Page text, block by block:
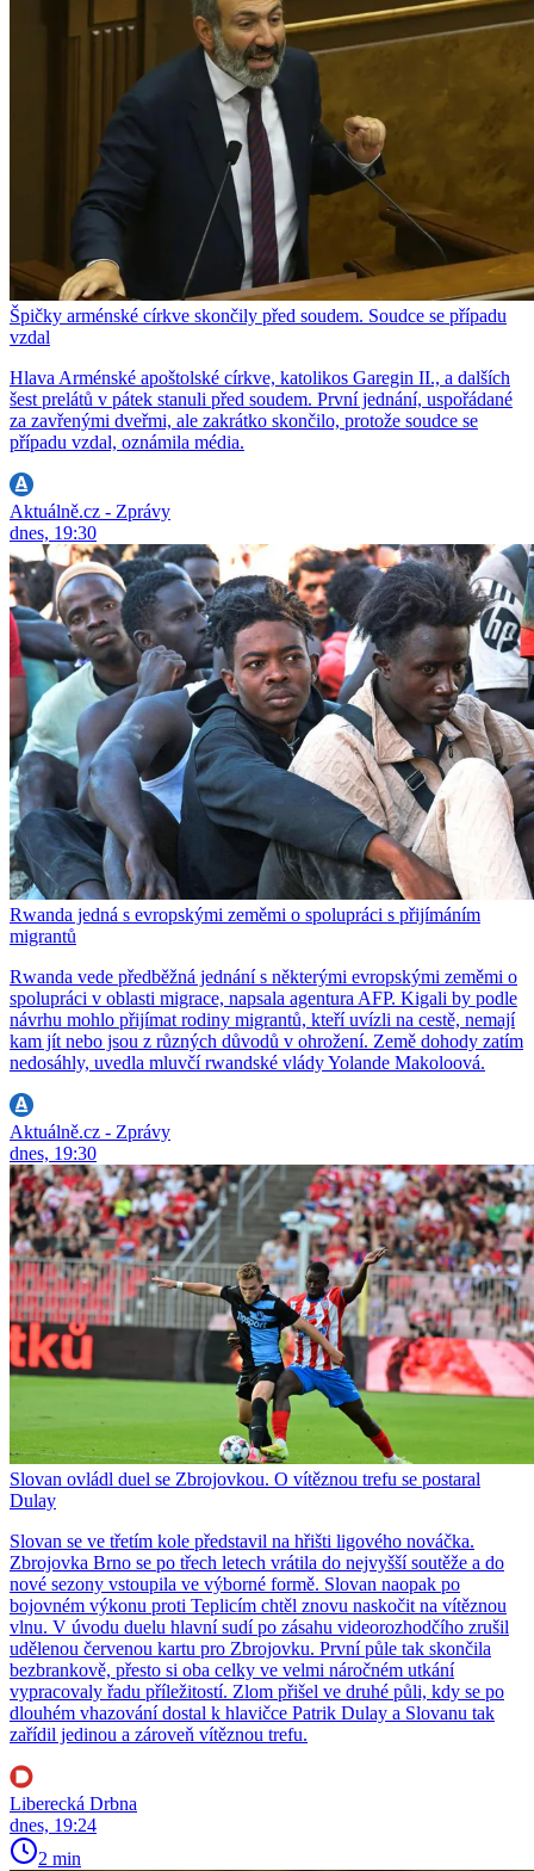
Špičky arménské církve skončily před soudem. Soudce se případu
vzdal
Hlava Arménské apoštolské církve, katolikos Garegin II., a dalších
šest prelátů v pátek stanuli před soudem. První jednání, uspořádané
za zavřenými dveřmi, ale zakrátko skončilo, protože soudce se
případu vzdal, oznámila média.
Aktuálně.cz - Zprávy
dnes, 19:30
Rwanda jedná s evropskými zeměmi o spolupráci s přijímáním
migrantů
Rwanda vede předběžná jednání s některými evropskými zeměmi o
spolupráci v oblasti migrace, napsala agentura AFP. Kigali by podle
návrhu mohlo přijímat rodiny migrantů, kteří uvízli na cestě, nemají
kam jít nebo jsou z různých důvodů v ohrožení. Země dohody zatím
nedosáhly, uvedla mluvčí rwandské vlády Yolande Makoloová.
Aktuálně.cz - Zprávy
dnes, 19:30
Slovan ovládl duel se Zbrojovkou. O vítěznou trefu se postaral
Dulay
Slovan se ve třetím kole představil na hřišti ligového nováčka.
Zbrojovka Brno se po třech letech vrátila do nejvyšší soutěže a do
nové sezony vstoupila ve výborné formě. Slovan naopak po
bojovném výkonu proti Teplicím chtěl znovu naskočit na vítěznou
vlnu. V úvodu duelu hlavní sudí po zásahu videorozhodčího zrušil
udělenou červenou kartu pro Zbrojovku. První půle tak skončila
bezbrankově, přesto si oba celky ve velmi náročném utkání
vypracovaly řadu příležitostí. Zlom přišel ve druhé půli, kdy se po
dlouhém vhazování dostal k hlavičce Patrik Dulay a Slovanu tak
zařídil jedinou a zároveň vítěznou trefu.
Liberecká Drbna
dnes, 19:24
2 min